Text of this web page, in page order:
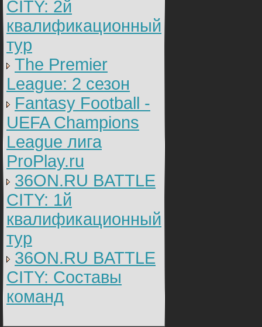
CITY: 2й
квалификационный
тур
The Premier
League: 2 cезон
Fantasy Football -
UEFA Champions
League лига
ProPlay.ru
36ON.RU BATTLE
CITY: 1й
квалификационный
тур
36ON.RU BATTLE
CITY: Составы
команд